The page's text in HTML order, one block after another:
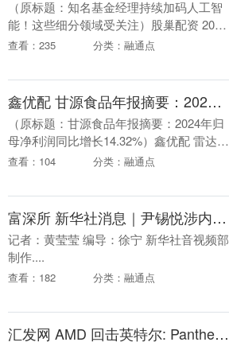
（原标题：知名基金经理持续加码人工智
能！这些细分领域受关注）股巢配资 2025
年一季报收官，人工智能投资热度持续升
文、赵诣....
查看：235 分类：融通点
鑫优配 甘源食品年报摘要：2024年归母净利润同比增长14.32%
（原标题：甘源食品年报摘要：2024年归
母净利润同比增长14.32%）鑫优配 雷达财
经 文|冯秀语 编|李亦辉 4月19日，甘源食
查看：104 分类：融通点
富深所 新华社消息｜尹锡悦涉内乱首案一审被判5年
记者：黄莹莹 编导：徐宁 新华社音视频部
制作....
查看：182 分类：融通点
汇发网 AMD 回击英特尔: Panther Lake“包袱”太重, 不适合掌机